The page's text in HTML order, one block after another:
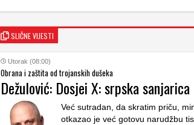
SLIČNE VIJESTI
Utorak (08:00)
Obrana i zaštita od trojanskih dušeka
Dežulović: Dosjei X: srpska sanjarica
Već sutradan, da skratim priču,
otkazao je već gotovu narudžbu